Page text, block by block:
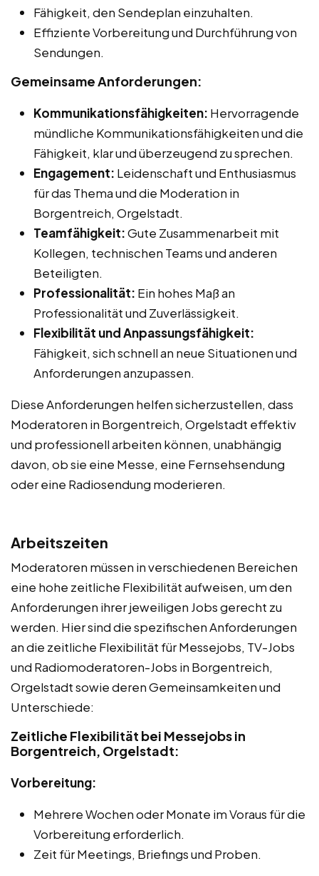
Fähigkeit, den Sendeplan einzuhalten.
Effiziente Vorbereitung und Durchführung von
Sendungen.
Gemeinsame Anforderungen:
Kommunikationsfähigkeiten: Hervorragende
mündliche Kommunikationsfähigkeiten und die
Fähigkeit, klar und überzeugend zu sprechen.
Engagement: Leidenschaft und Enthusiasmus
für das Thema und die Moderation in
Borgentreich, Orgelstadt.
Teamfähigkeit:Gute Zusammenarbeit mit
Kollegen, technischen Teams und anderen
Beteiligten.
Professionalität: Ein hohes Maß an
Professionalität und Zuverlässigkeit.
Flexibilität und Anpassungsfähigkeit:
Fähigkeit, sich schnell an neue Situationen und
Anforderungen anzupassen.
Diese Anforderungen helfen sicherzustellen, dass
Moderatoren in Borgentreich, Orgelstadt effektiv
und professionell arbeiten können, unabhängig
davon, ob sie eine Messe, eine Fernsehsendung
oder eine Radiosendung moderieren.
Arbeitszeiten
Moderatoren müssen in verschiedenen Bereichen
eine hohe zeitliche Flexibilität aufweisen, um den
Anforderungen ihrer jeweiligen Jobs gerecht zu
werden. Hier sind die spezifischen Anforderungen
an die zeitliche Flexibilität für Messejobs, TV-Jobs
und Radiomoderatoren-Jobs in Borgentreich,
Orgelstadt sowie deren Gemeinsamkeiten und
Unterschiede:
Zeitliche Flexibilität bei Messejobs in
Borgentreich, Orgelstadt:
Vorbereitung:
Mehrere Wochen oder Monate im Voraus für die
Vorbereitung erforderlich.
Zeit für Meetings, Briefings und Proben.